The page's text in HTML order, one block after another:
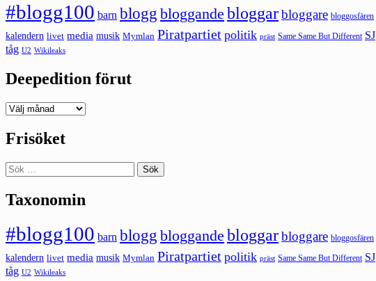
#blogg100 barn blogg bloggande bloggarbloggare bloggosfären
kalendern livet media musik Mymlan Piratpartiet politik präst Same Same But Different SJ
tåg U2 Wikileaks
Deepedition förut
Deepedition
Frisöket
Sök
efter:
Taxonomin
#blogg100 barn blogg bloggande bloggarbloggare bloggosfären
kalendern livet media musik Mymlan Piratpartiet politik präst Same Same But Different SJ
tåg U2 Wikileaks